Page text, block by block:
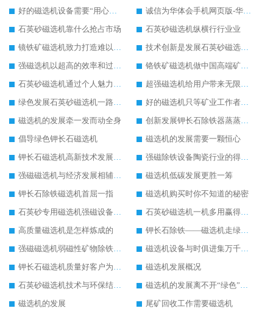
好的磁选机设备需要“用心呵护”
诚信为华体会手机网页版-华体会(中国) 石英砂磁选机发展保驾护航
石英砂磁选机靠什么抢占市场
石英砂磁选机纵横行行业业
镜铁矿磁选机致力打造难以超越的臻品
技术创新是发展石英砂磁选机的主要驱动力
强磁选机以超高的效率和过硬的品质备受瞩目
铬铁矿磁选机做中国高端矿山行业领跑者
石英砂磁选机通过个人魅力成为行业畅销品
超强磁选机给用户带来无限效益
绿色发展石英砂磁选机一路飙升
好的磁选机只等矿业工作者与之共享
磁选机的发展牵一发而动全身
创新发展钾长石除铁器蒸蒸日上
倡导绿色钾长石磁选机
磁选机的发展需要一颗恒心
钾长石磁选机高新技术发展成为行业助推器
强磁除铁设备陶瓷行业的得力助手
强磁磁选机与经济发展相辅相成
磁选机低碳发展更胜一筹
钾长石除铁磁选机首屈一指
磁选机购买时你不知道的秘密
石英砂专用磁选机强磁设备里的“精英”
石英砂磁选机一机多用赢得用户掌声
高质量磁选机是怎样炼成的
钾长石除铁——磁选机走绿色环保之路
强磁磁选机弱磁性矿物除铁之首选
磁选机设备与时俱进集万千宠爱与一身
钾长石磁选机质量好客户为我们点赞
磁选机发展概况
石英砂磁选机技术与环保结合新时代下的好设备
磁选机的发展离不开“绿色”的追逐
磁选机的发展
尾矿回收工作需要磁选机